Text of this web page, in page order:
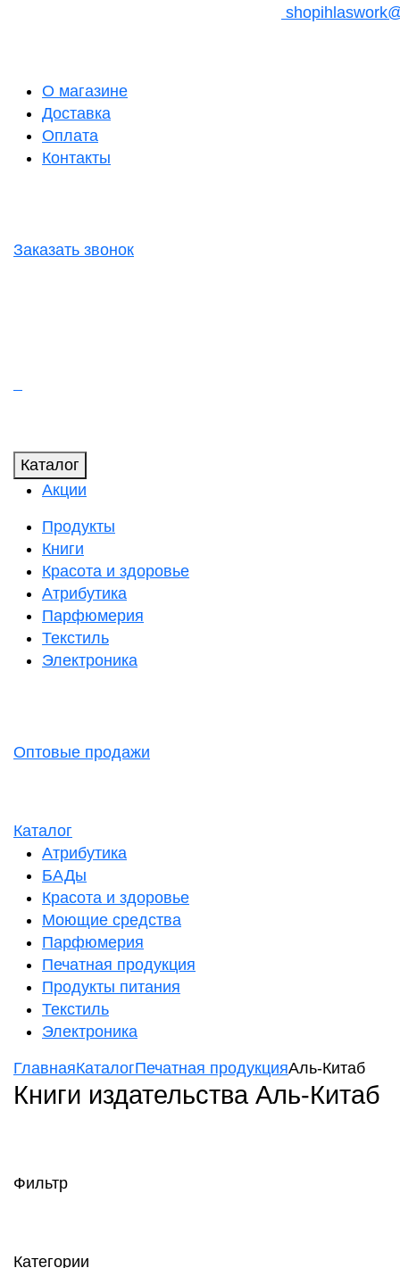
О магазине
Доставка
Оплата
Контакты
Заказать звонок
Каталог
Акции
Продукты
Книги
Красота и здоровье
Атрибутика
Парфюмерия
Текстиль
Электроника
Оптовые продажи
Каталог
Атрибутика
БАДы
Красота и здоровье
Моющие средства
Парфюмерия
Печатная продукция
Продукты питания
Текстиль
Электроника
ГлавнаяКаталогПечатная продукцияАль-Китаб
Книги издательства Аль-Китаб
Фильтр
Категории